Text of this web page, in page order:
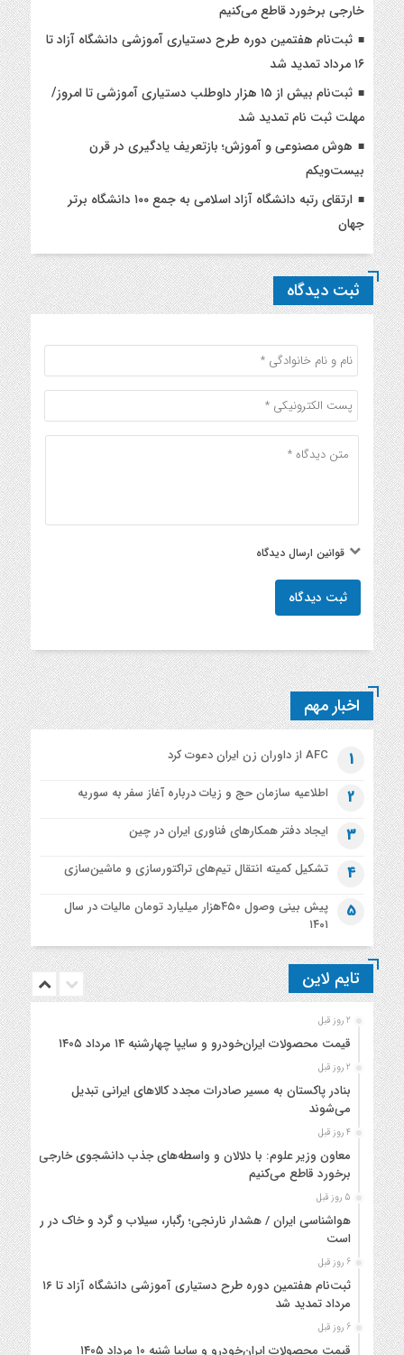
خارجی برخورد قاطع می‌کنیم
ثبت‌نام هفتمین دوره طرح دستیاری آموزشی دانشگاه آزاد تا
۱۶ مرداد تمدید شد
ثبت‌نام بیش از ۱۵ هزار داوطلب دستیاری آموزشی تا امروز/
مهلت ثبت نام تمدید شد
هوش مصنوعی و آموزش؛ بازتعریف یادگیری در قرن
بیست‌ویکم
ارتقای رتبه دانشگاه آزاد اسلامی به جمع ۱۰۰ دانشگاه برتر
جهان
ثبت دیدگاه
قوانین ارسال دیدگاه
ثبت دیدگاه
اخبار مهم
1 AFC از داوران زن ایران دعوت کرد
2 اطلاعیه‌ سازمان حج و زیات درباره آغاز سفر به سوریه
3 ایجاد دفتر همکارهای فناوری ایران در چین
4 تشکیل کمیته انتقال تیم‌های تراکتورسازی و ماشین‌سازی
5
پیش بینی وصول ۴۵۰هزار میلیارد تومان مالیات در سال
۱۴۰۱
تایم لاین
2 روز قبل
قیمت محصولات ایران‌خودرو و سایپا چهارشنبه ۱۴ مرداد ۱۴۰۵
2 روز قبل
بنادر پاکستان به مسیر صادرات مجدد کالاهای ایرانی تبدیل
می‌شوند
4 روز قبل
معاون وزیر علوم: با دلالان و واسطه‌های جذب دانشجوی خارجی
برخورد قاطع می‌کنیم
5 روز قبل
هواشناسی ایران / هشدار نارنجی؛ رگبار، سیلاب و گرد و خاک در راه
است
6 روز قبل
ثبت‌نام هفتمین دوره طرح دستیاری آموزشی دانشگاه آزاد تا ۱۶
مرداد تمدید شد
6 روز قبل